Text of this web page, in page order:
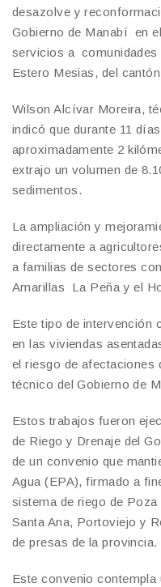
desazolve y
Gobierno de Manabí en
servicios a comunidades
Estero Mesias, del
Wilson Alcívar Moreira,
indicó que durante 11
aproximadamente 2
extrajo un volumen de
sedimentos.
La ampliación y
directamente a
a familias de sectores
Amarillas La Peña y el
Este tipo de intervención
en las viviendas
el riesgo de afectaciones
técnico del Gobierno de
Estos trabajos fueron
de Riego y Drenaje del
de un convenio que
Agua (EPA), firmado a
sistema de riego de
Santa Ana, Portoviejo y
de presas de la provincia.
Este convenio contempla